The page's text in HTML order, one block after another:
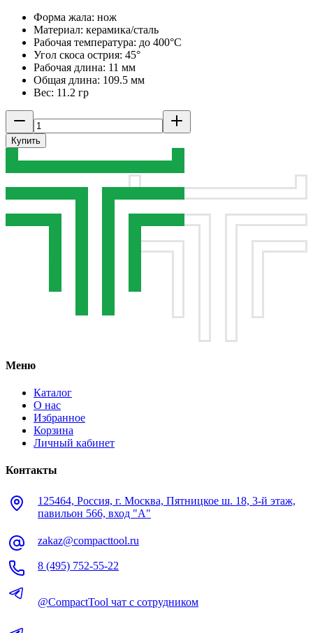
Форма жала: нож
Материал: керамика/сталь
Рабочая температура: до 400°C
Угол скоса острия: 45°
Рабочая длина: 11 мм
Общая длина: 109.5 мм
Вес: 11.2 гр
Купить
Меню
Каталог
О нас
Избранное
Корзина
Личный кабинет
Контакты
125464, Россия, г. Москва, Пятницкое ш. 18, 3-й этаж,
павильон 566, вход "А"
zakaz@compacttool.ru
8 (495) 752-55-22
@CompactTool чат с сотрудником